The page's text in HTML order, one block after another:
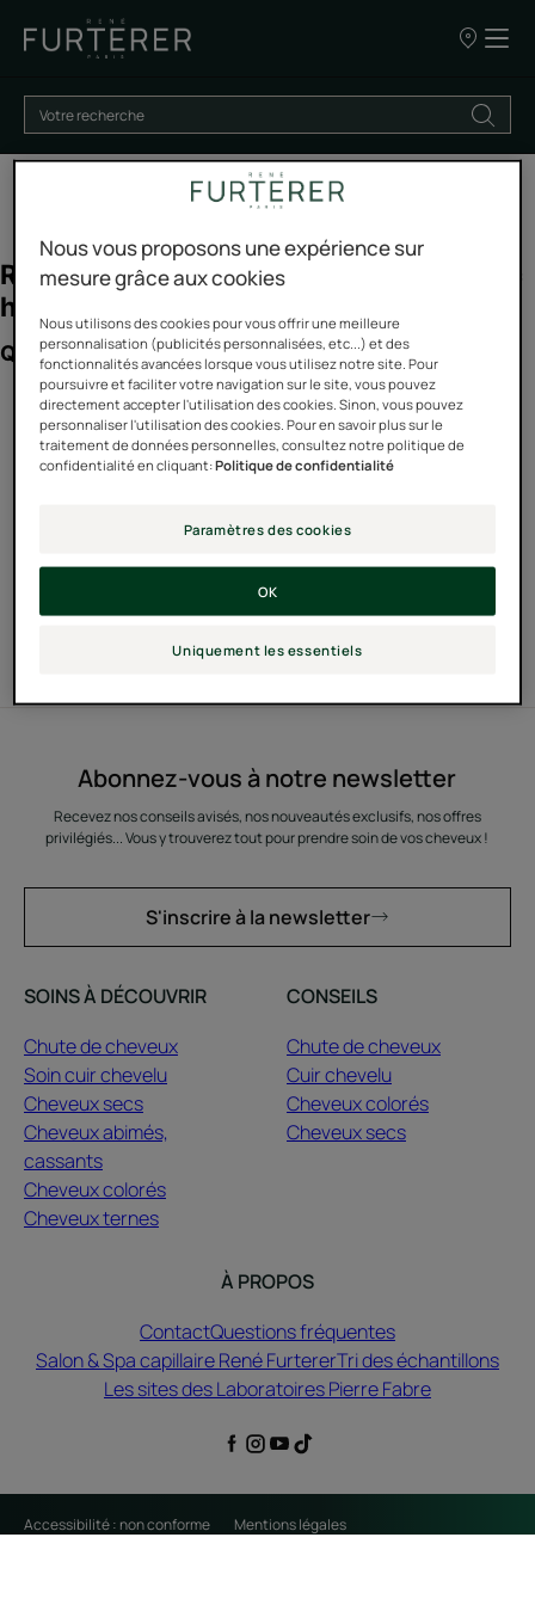
Nos
vente
Diagnostic antichute
Abonnez-vous à notre newsletter
Recevez nos conseils avisés, nos nouveautés exclusifs, nos offres
privilégiés... Vous y trouverez tout pour prendre soin de vos cheveux !
S'inscrire à la newsletter
SOINS À DÉCOUVRIR
Chute de cheveux
Soin cuir chevelu
Cheveux secs
Cheveux abimés,
cassants
Cheveux colorés
Cheveux ternes
CONSEILS
Chute de cheveux
Cuir chevelu
Cheveux colorés
Cheveux secs
À PROPOS
ContactQuestions fréquentes
Salon & Spa capillaire René FurtererTri des échantillons
Les sites des Laboratoires Pierre Fabre
Accessibilité : non conforme
Mentions légales
Nous vous proposons une expérience sur
mesure grâce aux cookies
Nous utilisons des cookies pour vous offrir une meilleure
personnalisation (publicités personnalisées, etc...) et des
fonctionnalités avancées lorsque vous utilisez notre site. Pour
poursuivre et faciliter votre navigation sur le site, vous pouvez
directement accepter l'utilisation des cookies. Sinon, vous pouvez
personnaliser l'utilisation des cookies. Pour en savoir plus sur le
traitement de données personnelles, consultez notre politique de
confidentialité en cliquant:Politique de confidentialité
Paramètres des cookies
Uniquement les essentiels
OK